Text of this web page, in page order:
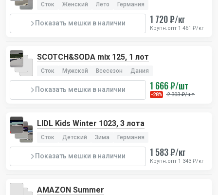
Сток Женский Лето Германия
Показать мешки в наличии 1 720 ₽/кг
Крупн.опт 1 461 ₽/кг
SCOTCH&SODA mix 125, 1 лот
Сток Мужской Всесезон Дания
Показать мешки в наличии 1 666 ₽/шт
-28% 2 303 ₽/шт
LIDL Kids Winter 1023, 3 лота
Сток Детский Зима Германия
Показать мешки в наличии 1 583 ₽/кг
Крупн.опт 1 343 ₽/кг
AMAZON Summer